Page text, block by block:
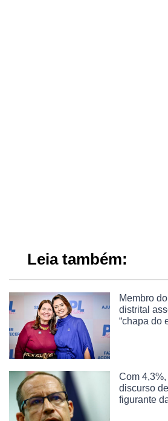
Leia também:
Membro
distrital
“chapa do
Com
discurso
figurante